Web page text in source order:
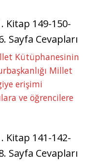
Kitap 149-150-
Sayfa Cevapları
Kütüphanesinin
Millet
erişimi
ve öğrencilere
Kitap 141-142-
Sayfa Cevapları